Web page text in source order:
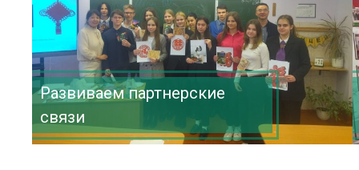
Развиваем партнерские
связи